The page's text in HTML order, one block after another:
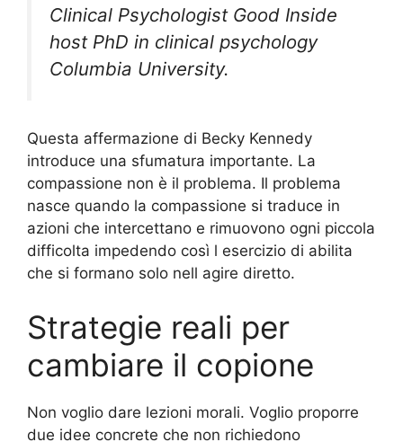
Clinical Psychologist Good Inside
host PhD in clinical psychology
Columbia University.
Questa affermazione di Becky Kennedy
introduce una sfumatura importante. La
compassione non è il problema. Il problema
nasce quando la compassione si traduce in
azioni che intercettano e rimuovono ogni piccola
difficolta impedendo così l esercizio di abilita
che si formano solo nell agire diretto.
Strategie reali per
cambiare il copione
Non voglio dare lezioni morali. Voglio proporre
due idee concrete che non richiedono